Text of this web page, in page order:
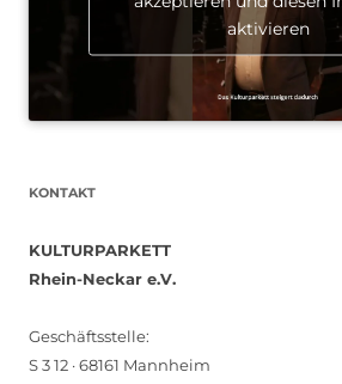
aktivieren
KONTAKT
KULTURPARKETT
Rhein-Neckar e.V.
Geschäftsstelle:
S 3 12 · 68161 Mannheim